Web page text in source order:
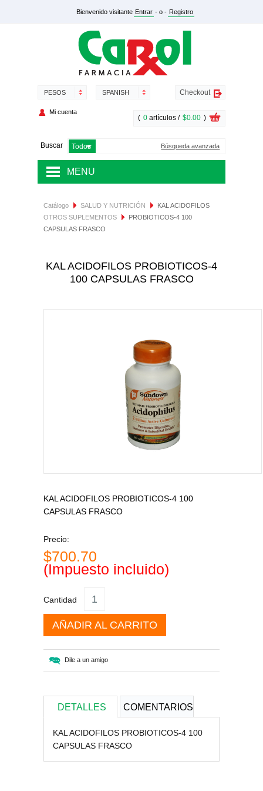
Bienvenido visitante Entrar - o - Registro
SPANISH
PESOS
Mi cuenta
Buscar Búsqueda avanzada
( 0 artículos / $0.00 )
Checkout
MENU
SALUD Y NUTRICIÓN
CUIDADO PERSONAL
Catálogo
SALUD Y NUTRICIÓN
OTROS SUPLEMENTOS
KAL ACIDOFILOS
PROBIOTICOS-4 100
CAPSULAS FRASCO
KAL ACIDOFILOS PROBIOTICOS-4
100 CAPSULAS FRASCO
KAL ACIDOFILOS PROBIOTICOS-4 100
CAPSULAS FRASCO
Precio:
$700.70
(Impuesto incluido)
Cantidad
AÑADIR AL CARRITO
Dile a un amigo
DETALLES COMENTARIOS
KAL ACIDOFILOS PROBIOTICOS-4 100
CAPSULAS FRASCO